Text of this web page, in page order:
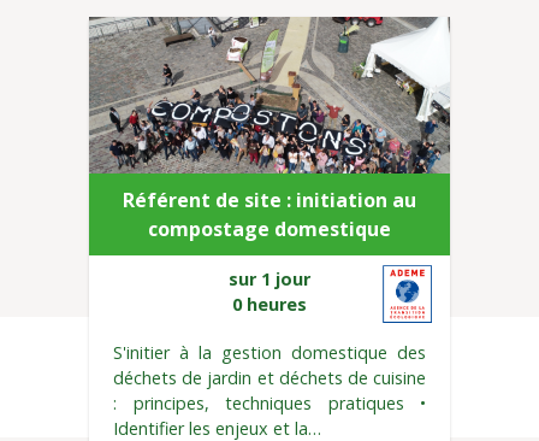
Référent de site : initiation au
compostage domestique
sur 1 jour
0 heures
S'initier à la gestion domestique des
déchets de jardin et déchets de cuisine
: principes, techniques pratiques •
Identifier les enjeux et la…